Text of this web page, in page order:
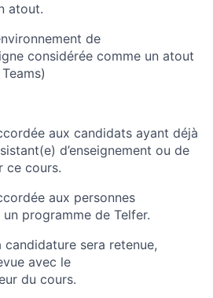
atout.
de
considérée comme un atout
aux candidats ayant déjà
d’enseignement ou de
ce cours.
aux personnes
programme de Telfer.
sera retenue,
avec le
du cours.